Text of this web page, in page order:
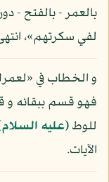
بالعمر - بالفتح -
لفي سكرتهم»،
و الخطاب في
فهو قسم ببقائه
للوط(عليه
الآيات.